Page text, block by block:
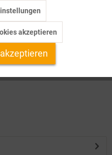
zum Thema
Inaktiv
akzeptieren